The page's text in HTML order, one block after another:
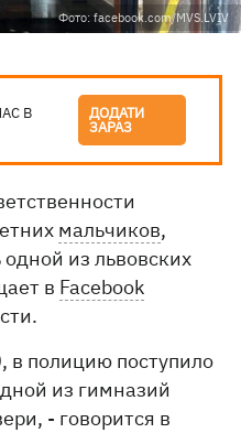
Фото: facebook.com/MVS.LVIV
В ДОДАТИ
ЗАРАЗ
мальчиков,
из львовских
в Facebook
в полицию поступило
из гимназий
- говорится в